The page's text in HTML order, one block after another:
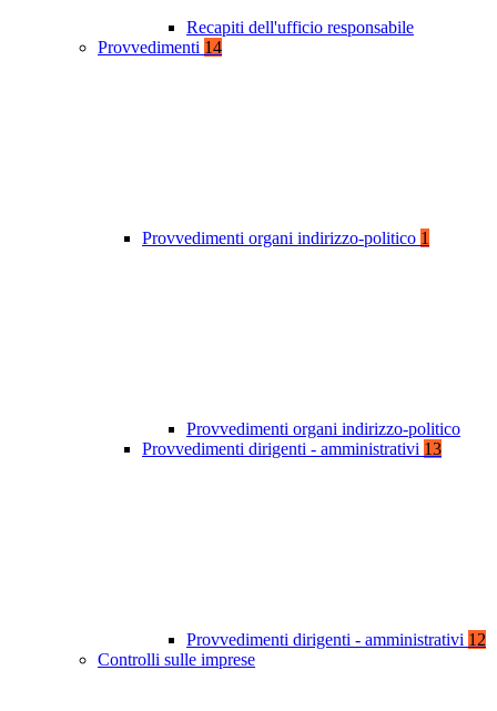
Recapiti dell'ufficio responsabile
Provvedimenti 14
Provvedimenti organi indirizzo-politico 1
Provvedimenti organi indirizzo-politico
Provvedimenti dirigenti - amministrativi 13
Provvedimenti dirigenti - amministrativi 12
Controlli sulle imprese